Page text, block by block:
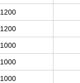
1200
1200
1000
1000
1000